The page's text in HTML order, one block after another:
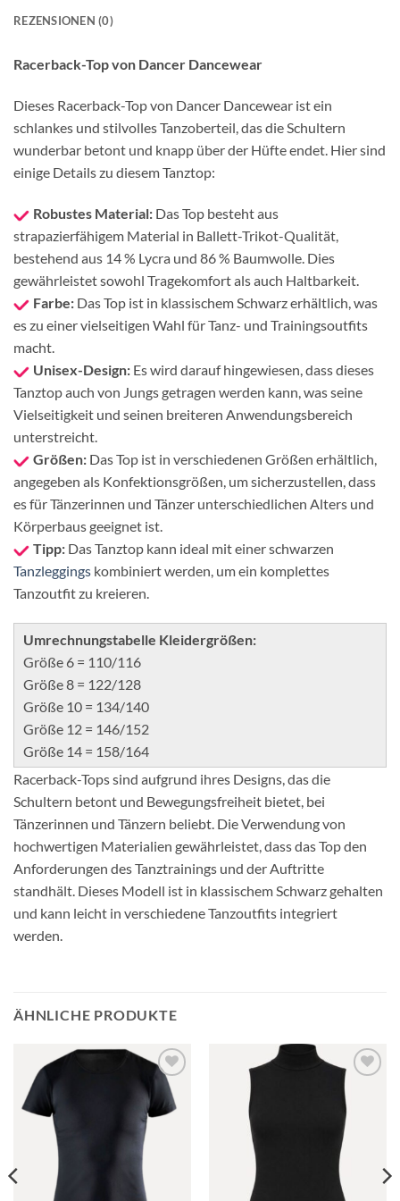
REZENSIONEN (0)
Racerback-Top von Dancer Dancewear
Dieses Racerback-Top von Dancer Dancewear ist ein
schlankes und stilvolles Tanzoberteil, das die Schultern
wunderbar betont und knapp über der Hüfte endet. Hier sind
einige Details zu diesem Tanztop:
Robustes Material: Das Top besteht aus
strapazierfähigem Material in Ballett-Trikot-Qualität,
bestehend aus 14 % Lycra und 86 % Baumwolle. Dies
gewährleistet sowohl Tragekomfort als auch Haltbarkeit.
Farbe: Das Top ist in klassischem Schwarz erhältlich, was
es zu einer vielseitigen Wahl für Tanz- und Trainingsoutfits
macht.
Unisex-Design: Es wird darauf hingewiesen, dass dieses
Tanztop auch von Jungs getragen werden kann, was seine
Vielseitigkeit und seinen breiteren Anwendungsbereich
unterstreicht.
Größen: Das Top ist in verschiedenen Größen erhältlich,
angegeben als Konfektionsgrößen, um sicherzustellen, dass
es für Tänzerinnen und Tänzer unterschiedlichen Alters und
Körperbaus geeignet ist.
Tipp: Das Tanztop kann ideal mit einer schwarzen
Tanzleggings kombiniert werden, um ein komplettes
Tanzoutfit zu kreieren.
Umrechnungstabelle Kleidergrößen:
Größe 6 = 110/116
Größe 8 = 122/128
Größe 10 = 134/140
Größe 12 = 146/152
Größe 14 = 158/164
Racerback-Tops sind aufgrund ihres Designs, das die
Schultern betont und Bewegungsfreiheit bietet, bei
Tänzerinnen und Tänzern beliebt. Die Verwendung von
hochwertigen Materialien gewährleistet, dass das Top den
Anforderungen des Tanztrainings und der Auftritte
standhält. Dieses Modell ist in klassischem Schwarz gehalten
und kann leicht in verschiedene Tanzoutfits integriert
werden.
ÄHNLICHE PRODUKTE
Toevoegen
aan
verlanglijst
aan
verlanglijst